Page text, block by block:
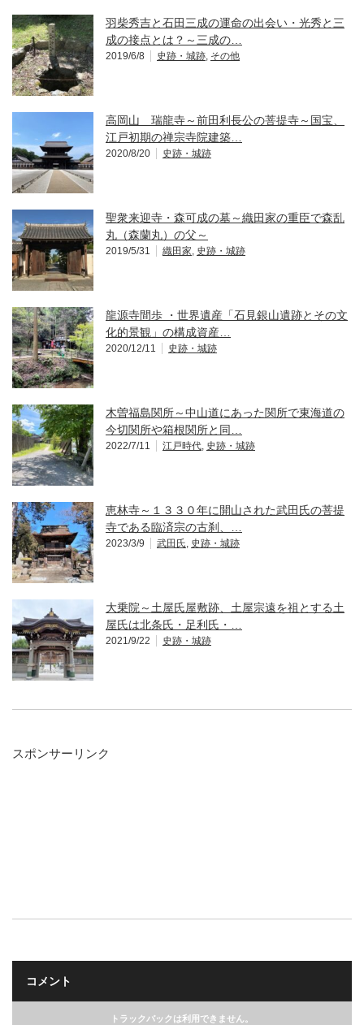
羽柴秀吉と石田三成の運命の出会い・光秀と三
成の接点とは？～三成の…
2019/6/8 史跡・城跡, その他
高岡山 瑞龍寺～前田利長公の菩提寺～国宝、
江戸初期の禅宗寺院建築…
2020/8/20 史跡・城跡
聖衆来迎寺・森可成の墓～織田家の重臣で森乱
丸（森蘭丸）の父～
2019/5/31 織田家, 史跡・城跡
龍源寺間歩 ・世界遺産「石見銀山遺跡とその文
化的景観」の構成資産…
2020/12/11 史跡・城跡
木曽福島関所～中山道にあった関所で東海道の
今切関所や箱根関所と同…
2022/7/11 江戸時代, 史跡・城跡
恵林寺～１３３０年に開山された武田氏の菩提
寺である臨済宗の古刹、…
2023/3/9 武田氏, 史跡・城跡
大乗院～土屋氏屋敷跡、土屋宗遠を祖とする土
屋氏は北条氏・足利氏・…
2021/9/22 史跡・城跡
スポンサーリンク
コメント
トラックバックは利用できません。